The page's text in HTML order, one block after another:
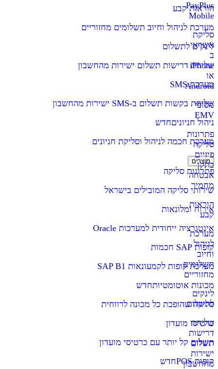
PayPlus
Mobile
סליקת
אשראי
ב
iPhone
או
Android
מסופי
EMV
פתרונות
סליקה
פיזיים
בתקן
אבטחה
מחמיר
הוראות
קבע
מערכת
לניהול
וחיוב
תשלומים
מחזוריים
לינקים
לתשלום
שליחת
דרישות
תשלום
ישירות
מהחשבון
הוראות קבע
מערכת לניהול וחיוב תשלומים מחזוריים
לינקים לתשלום
שליחת דרישות תשלום ישירות מהחשבון
מערכת SMS
שליחת בקשות תשלום ב-SMS ישירות מהחשבון
ניהול חניוניםחדש
מערכת חכמה לניהול וסליקת חניונים
מוצרים
פתרונות סליקה
שירותי סליקה המובילים בישראל
אירוח ומלונאות
אינטגרציה ייחודית למערכות Oracle
קופות SAP חכמות
מערכת קופות לקמעונאות SAP B1
מכונות אוטומטיותחדש
סליקה שהופכת כל מכונה לרווחית
כרטיסי מועדון
תשלום קל יותר עם כרטיסי מועדון
קופות POS
חדש